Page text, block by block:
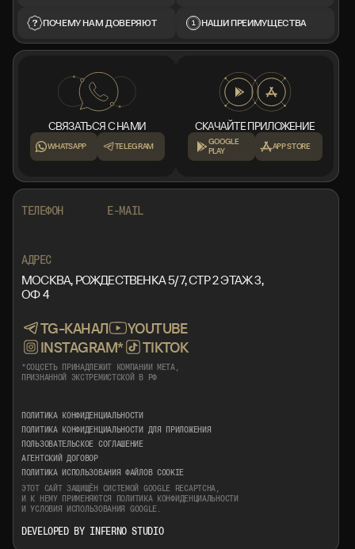
ПОЧЕМУ НАМ ДОВЕРЯЮТ НАШИ ПРЕИМУЩЕСТВА
СВЯЗАТЬСЯ С НАМИ
WHATSAPP TELEGRAM
СКАЧАЙТЕ ПРИЛОЖЕНИЕ
GOOGLE
PLAY
APP STORE
ТЕЛЕФОН E-MAIL
АДРЕС
МОСКВА, РОЖДЕСТВЕНКА 5/7, СТР 2 ЭТАЖ 3,
ОФ 4
TG-КАНАЛ
YOUTUBE
INSTAGRAM*
TIKTOK
*СОЦСЕТЬ ПРИНАДЛЕЖИТ КОМПАНИИ META,
ПРИЗНАННОЙ ЭКСТРЕМИСТСКОЙ В РФ
ПОЛИТИКА КОНФИДЕНЦИАЛЬНОСТИ
ПОЛИТИКА КОНФИДЕНЦИАЛЬНОСТИ ДЛЯ ПРИЛОЖЕНИЯ
ПОЛЬЗОВАТЕЛЬСКОЕ СОГЛАШЕНИЕ
АГЕНТСКИЙ ДОГОВОР
ПОЛИТИКА ИСПОЛЬЗОВАНИЯ ФАЙЛОВ COOKIE
ЭТОТ САЙТ ЗАЩИЩЁН СИСТЕМОЙ GOOGLE RECAPTCHA,
И К НЕМУ ПРИМЕНЯЮТСЯ
ПОЛИТИКА КОНФИДЕНЦИАЛЬНОСТИ
И УСЛОВИЯ ИСПОЛЬЗОВАНИЯ GOOGLE.
DEVELOPED BY INFERNO STUDIO